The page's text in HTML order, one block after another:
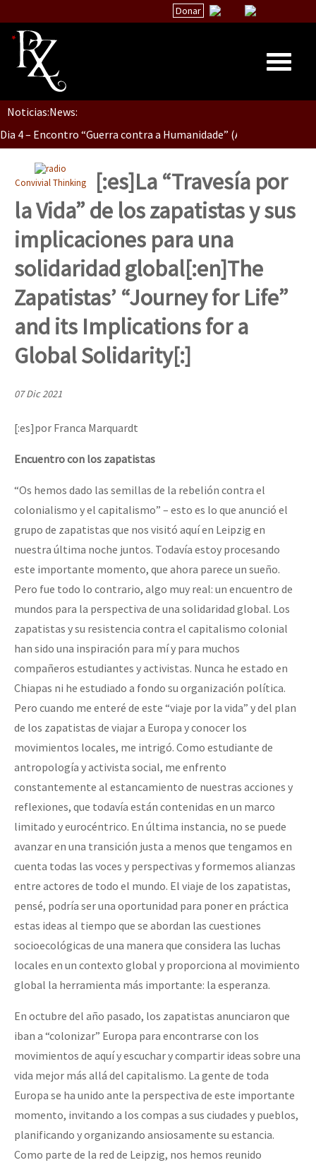
Donar
Inicio
Quiénes Somos
La palabra del EZLN
TEMAS
Chiapas
México
Latinoamérica
Mundo
EZLN
Megaproyectos
Migración
Presos
Mujeres
ETIQUETAS
MULTIMEDIA
Audio
Fotorreportaje
Video
Otras secciones
Semillero Guerra contra la Humanidad. (Las poblaciones y
la naturaleza bajo asedio)
Medios Libres
COVID-19
Eventos
Contacto
Noticias:News:
Dia 5, Sessão 2, Encontro “Guerra contra la Humanidad”
Dia 5, sessão 1, do Encontro “Guerra contra a Humanidade”(As
Dia 4 – Encontro “Guerra contra a Humanidade” (As populações
Dia 3 do Encontro “Guerra contra a Humanidade”
Dia 2 do Encontro “Guerra contra a Humanidad”
Dia 1: Encontro “Guerra contra a Humanidade”
“Sonhando a Terra do Bem Virá” se publica no Estado Espanhol
Se o México sabe, que o mundo saiba! Nossas lutas pela
[25 abr – CDMX] Tokín por el CNI: 30 años de Resistencia y
Convivial Thinking
[:es]La “Travesía por
la Vida” de los zapatistas y sus
implicaciones para una
solidaridad global[:en]The
Zapatistas’ “Journey for Life”
and its Implications for a
Global Solidarity[:]
07 Dic 2021
[:es]por Franca Marquardt
Encuentro con los zapatistas
“Os hemos dado las semillas de la rebelión contra el
colonialismo y el capitalismo” – esto es lo que anunció el
grupo de zapatistas que nos visitó aquí en Leipzig en
nuestra última noche juntos. Todavía estoy procesando
este importante momento, que ahora parece un sueño.
Pero fue todo lo contrario, algo muy real: un encuentro de
mundos para la perspectiva de una solidaridad global. Los
zapatistas y su resistencia contra el capitalismo colonial
han sido una inspiración para mí y para muchos
compañeros estudiantes y activistas. Nunca he estado en
Chiapas ni he estudiado a fondo su organización política.
Pero cuando me enteré de este “viaje por la vida” y del plan
de los zapatistas de viajar a Europa y conocer los
movimientos locales, me intrigó. Como estudiante de
antropología y activista social, me enfrento
constantemente al estancamiento de nuestras acciones y
reflexiones, que todavía están contenidas en un marco
limitado y eurocéntrico. En última instancia, no se puede
avanzar en una transición justa a menos que tengamos en
cuenta todas las voces y perspectivas y formemos alianzas
entre actores de todo el mundo. El viaje de los zapatistas,
pensé, podría ser una oportunidad para poner en práctica
estas ideas al tiempo que se abordan las cuestiones
socioecológicas de una manera que considera las luchas
locales en un contexto global y proporciona al movimiento
global la herramienta más importante: la esperanza.
En octubre del año pasado, los zapatistas anunciaron que
iban a “colonizar” Europa para encontrarse con los
movimientos de aquí y escuchar y compartir ideas sobre una
vida mejor más allá del capitalismo. La gente de toda
Europa se ha unido ante la perspectiva de este importante
momento, invitando a los compas a sus ciudades y pueblos,
planificando y organizando ansiosamente su estancia.
Como parte de la red de Leipzig, nos hemos reunido